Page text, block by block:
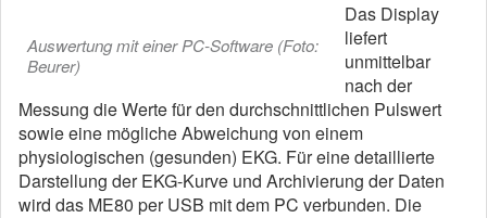
Auswertung mit einer PC-Software (Foto:
Beurer)
Das Display
liefert
unmittelbar
nach der
Messung die Werte für den durchschnittlichen Pulswert
sowie eine mögliche Abweichung von einem
physiologischen (gesunden) EKG. Für eine detaillierte
Darstellung der EKG-Kurve und Archivierung der Daten
wird das ME80 per USB mit dem PC verbunden. Die